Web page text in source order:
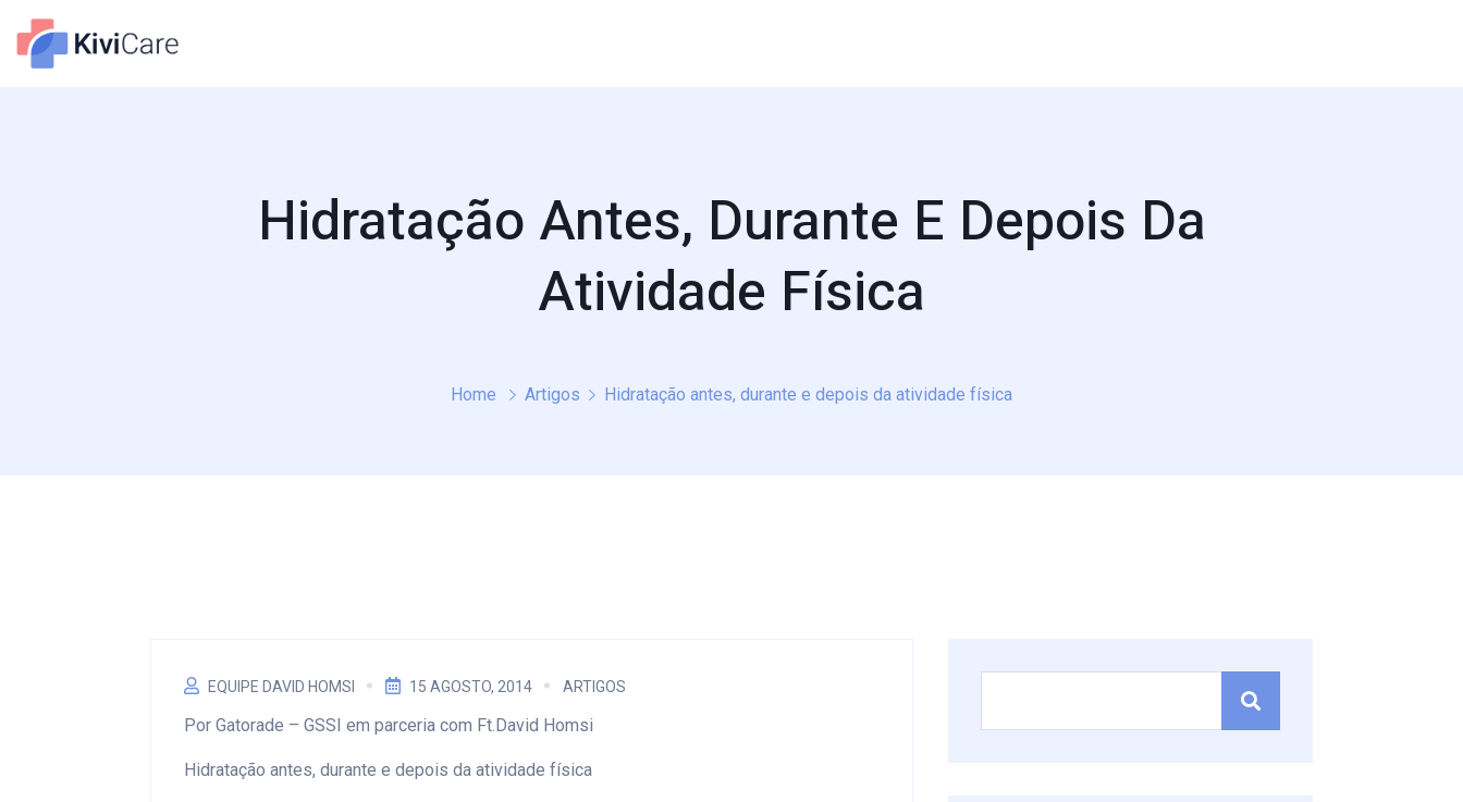
Hidratação Antes, Durante E Depois Da
Atividade Física
Home Artigos Hidratação antes, durante e depois da atividade física
EQUIPE DAVID HOMSI 15 AGOSTO, 2014 ARTIGOS
Por Gatorade – GSSI em parceria com Ft.David Homsi
Hidratação antes, durante e depois da atividade física